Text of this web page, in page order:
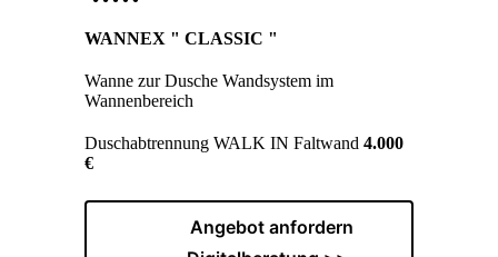
WANNEX " CLASSIC "
Wanne zur Dusche Wandsystem im
Wannenbereich
Duschabtrennung WALK IN Faltwand4.000
€
Angebot anfordern